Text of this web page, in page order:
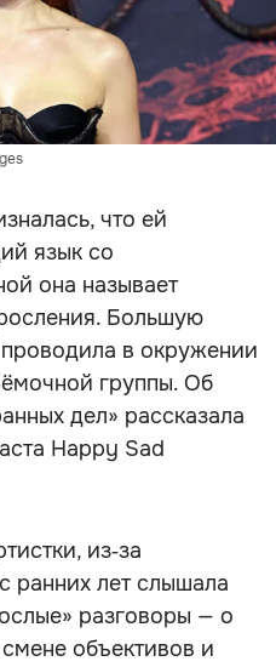
что ей
язык со
она называет
Большую
в окружении
группы. Об
дел» рассказала
Happy Sad
из‑за
ранних лет слышала
разговоры — о
объективов и